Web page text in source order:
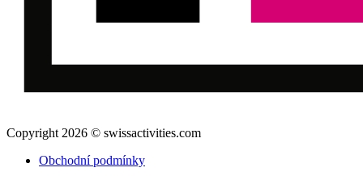
Copyright 2026 © swissactivities.com
Obchodní podmínky